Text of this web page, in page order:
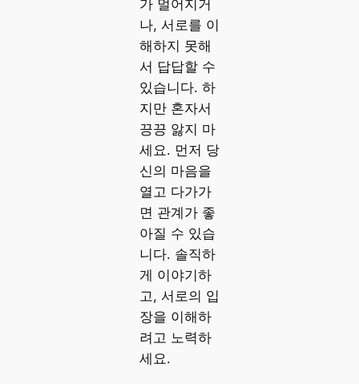
가 멀어지거
나, 서로를 이
해하지 못해
서 답답할 수
있습니다. 하
지만 혼자서
끙끙 앓지 마
세요. 먼저 당
신의 마음을
열고 다가가
면 관계가 좋
아질 수 있습
니다. 솔직하
게 이야기하
고, 서로의 입
장을 이해하
려고 노력하
세요.